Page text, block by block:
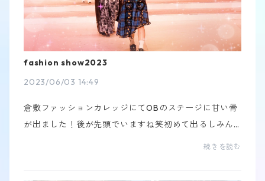
fashion show2023
2023/06/03 14:49
倉敷ファッションカレッジにてOBのステージに甘い骨
が出ました！後が先頭でいますね笑初めて出るしみん
な経験者で人生で一番緊張しました！後の衣装は斜め
続きを読む